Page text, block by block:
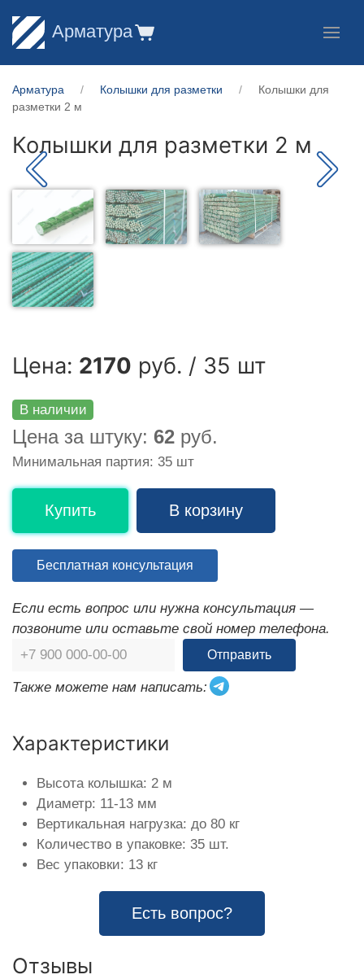
Арматура
Арматура Колышки для разметки
Колышки для
разметки 2 м
Колышки для разметки 2 м
Цена: 2170 руб. / 35 шт
В наличии
Цена за штуку: 62 руб.
Минимальная партия: 35 шт
Купить В корзину
Бесплатная консультация
Если есть вопрос или нужна консультация —
позвоните или оставьте свой номер телефона.
Отправить
Также можете нам написать:
Характеристики
Высота колышка: 2 м
Диаметр: 11-13 мм
Вертикальная нагрузка: до 80 кг
Количество в упаковке: 35 шт.
Вес упаковки: 13 кг
Есть вопрос?
Отзывы